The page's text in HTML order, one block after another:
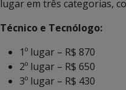
lugar em três categorias,
Técnico e Tecnólogo:
1º lugar – R$ 870
2º lugar – R$ 650
3º lugar – R$ 430